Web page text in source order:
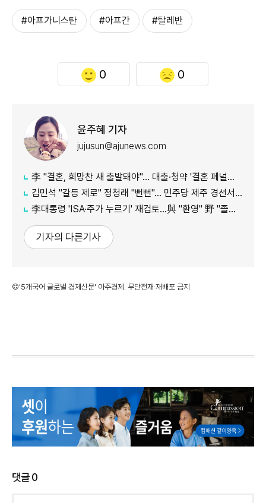
#아프가니스탄 #아프간 #탈레반
0 0
윤주혜 기자
jujusun@ajunews.com
李 "결혼, 희망찬 새 출발돼야"… 대출·청약 '결혼 페널티' 손본다
김민석 "갈등 제로" 정청래 "뻔뻔"… 민주당 제주 경선서 격돌
李대통령 'ISA·주가 누르기' 재검토…與 "환영" 野 "졸속 국정"
기자의 다른기사
©'5개국어 글로벌 경제신문' 아주경제. 무단전재·재배포 금지
댓글0